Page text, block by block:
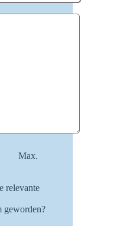
Max.
relevante
geworden?